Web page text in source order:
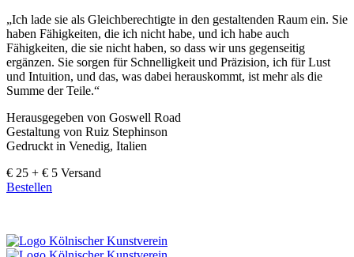
„Ich lade sie als Gleichberechtigte in den gestaltenden Raum ein. Sie
haben Fähigkeiten, die ich nicht habe, und ich habe auch
Fähigkeiten, die sie nicht haben, so dass wir uns gegenseitig
ergänzen. Sie sorgen für Schnelligkeit und Präzision, ich für Lust
und Intuition, und das, was dabei herauskommt, ist mehr als die
Summe der Teile.“
Herausgegeben von Goswell Road
Gestaltung von Ruiz Stephinson
Gedruckt in Venedig, Italien
€ 25 + € 5 Versand
Bestellen